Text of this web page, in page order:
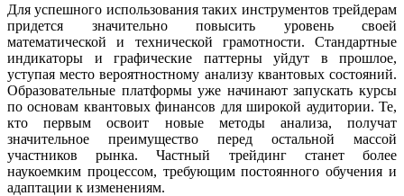
Для успешного использования таких инструментов трейдерам
придется значительно повысить уровень своей
математической и технической грамотности. Стандартные
индикаторы и графические паттерны уйдут в прошлое,
уступая место вероятностному анализу квантовых состояний.
Образовательные платформы уже начинают запускать курсы
по основам квантовых финансов для широкой аудитории. Те,
кто первым освоит новые методы анализа, получат
значительное преимущество перед остальной массой
участников рынка. Частный трейдинг станет более
наукоемким процессом, требующим постоянного обучения и
адаптации к изменениям.